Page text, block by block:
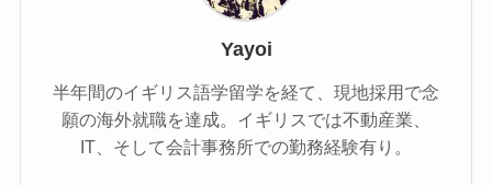
Yayoi
半年間のイギリス語学留学を経て、現地採用で念
願の海外就職を達成。イギリスでは不動産業、
IT、そして会計事務所での勤務経験有り。